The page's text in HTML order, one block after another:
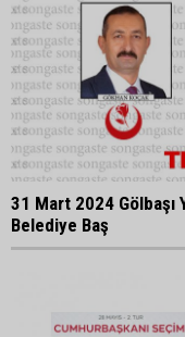
31 Mart 2024 Gölbaşı
Belediye Baş